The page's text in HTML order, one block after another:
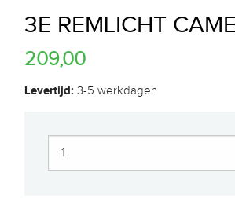
3E REMLICHT
209,00
Levertijd: 3-5 werkdagen